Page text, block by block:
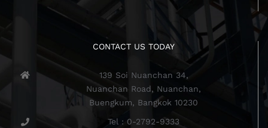
CONTACT US TODAY
139 Soi Nuanchan 34,
Nuanchan Road, Nuanchan,
Buengkum, Bangkok 10230
Tel : 0-2792-9333